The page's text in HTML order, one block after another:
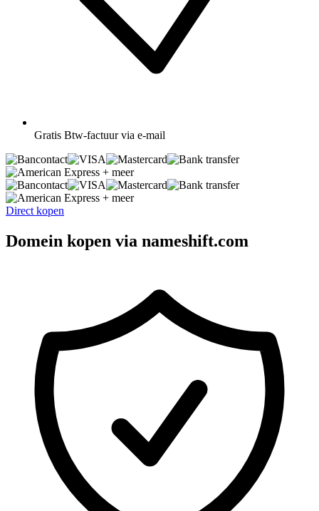
Gratis Btw-factuur via e-mail
+ meer
+ meer
Direct kopen
Domein kopen via nameshift.com